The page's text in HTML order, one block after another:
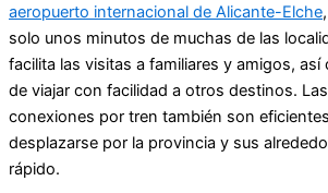
aeropuerto internacional de Alicante-Elche
solo unos minutos de muchas de las
facilita las visitas a familiares y amigos, así
de viajar con facilidad a otros destinos.
conexiones por tren también son
desplazarse por la provincia y sus
rápido.